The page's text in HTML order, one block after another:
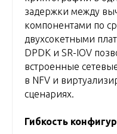
задержки между
компонентами по
двухсокетными
DPDK и SR-IOV
встроенные
в NFV и
сценариях.
Гибкость